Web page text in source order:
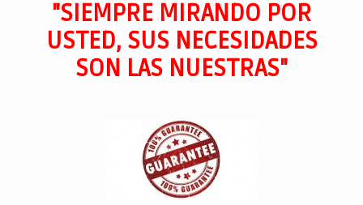
"SIEMPRE MIRANDO POR
USTED, SUS NECESIDADES
SON LAS NUESTRAS"